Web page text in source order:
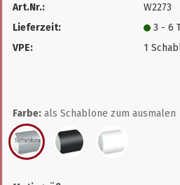
Art.Nr.:
W2273
Lieferzeit:
3 - 6
VPE:
1
Farbe: als Schablone zum ausmalen